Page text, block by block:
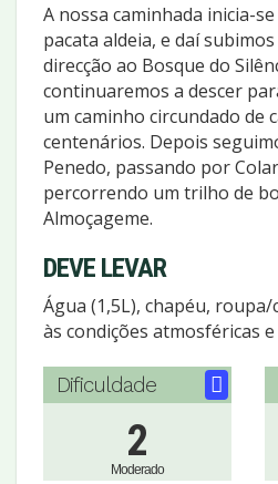
A nossa caminhada inicia-
pacata aldeia, e daí
direcção ao Bosque do
continuaremos a descer
um caminho circundado de
centenários. Depois
Penedo, passando por
percorrendo um trilho de
Almoçageme.
DEVE LEVAR
Água (1,5L), chapéu,
às condições atmosféricas
Dificuldade
2
Moderado